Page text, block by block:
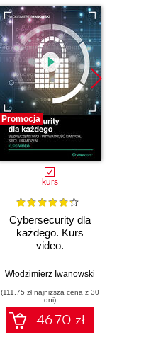
Promocja
kurs
Cybersecurity dla
każdego. Kurs
video.
prywatność
urządzeń
Włodzimierz Iwanowski
(111,75 zł najniższa cena z 30
dni)
46.70 zł